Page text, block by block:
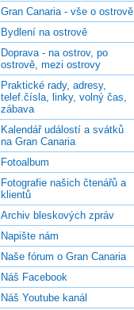
Gran Canaria - vše o ostrově
Bydlení na ostrově
Doprava - na ostrov, po
ostrově, mezi ostrovy
Praktické rady, adresy,
telef.čísla, linky, volný čas,
zábava
Kalendář událostí a svátků
na Gran Canaria
Fotoalbum
Fotografie našich čtenářů a
klientů
Archiv bleskových zpráv
Napište nám
Naše fórum o Gran Canaria
Náš Facebook
Náš Youtube kanál